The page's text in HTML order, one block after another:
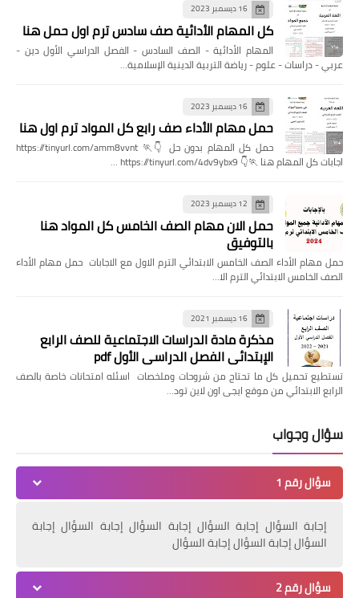
16 ديسمبر 2023
كل المهام الأدائية صف سادس ترم اول حمل هنا
المهام الأدائية - الصف السادس - الفصل الدراسي الأول دين -
عربي - دراسات - علوم - رياضة التربية الدينية الإسلامية…
16 ديسمبر 2023
حمل مهام الأداء صف رابع كل المواد ترم اول هنا
حمل كل المهام بدون حل 👇🏃 https://tinyurl.com/amm8vvnt
اجابات كل المهام هنا 🏃👇 https://tinyurl.com/4dv9ybx9 …
12 ديسمبر 2023
حمل الان مهام الصف الخامس كل المواد هنا
بالتوفيق
حمل مهام الأداء الصف الخامس الابتدائي الترم الاول مع الاجابات حمل مهام الأداء
الصف الخامس الابتدائي الترم الا…
16 ديسمبر 2021
مذكرة مادة الدراسات الاجتماعية للصف الرابع
الإبتدائي الفصل الدراسي الأول pdf
تستطيع تحميل كل ما تحتاج من شروحات وملخصات اسئله امتحانات خاصة بالصف
الرابع الابتدائي من موقع ايجى اون لاين تود…
سؤال وجواب
سؤال رقم 1
إجابة السؤال إجابة السؤال إجابة السؤال إجابة السؤال إجابة
السؤال إجابة السؤال إجابة السؤال
سؤال رقم 2